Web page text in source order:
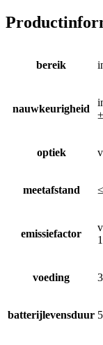
bereik
nauwkeurigheid
optiek
meetafstand
emissiefactor
voeding
batterijlevensduur